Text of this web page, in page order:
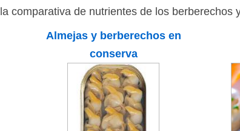
comparativa de nutrientes de los berberechos
Almejas y berberechos en
conserva